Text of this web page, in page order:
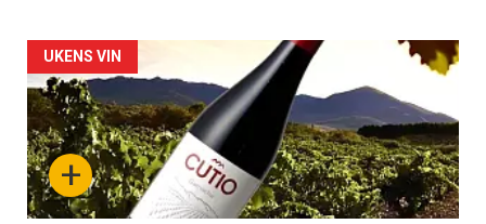
Forsiden
akkurat
nå
-
+
UKENS VIN